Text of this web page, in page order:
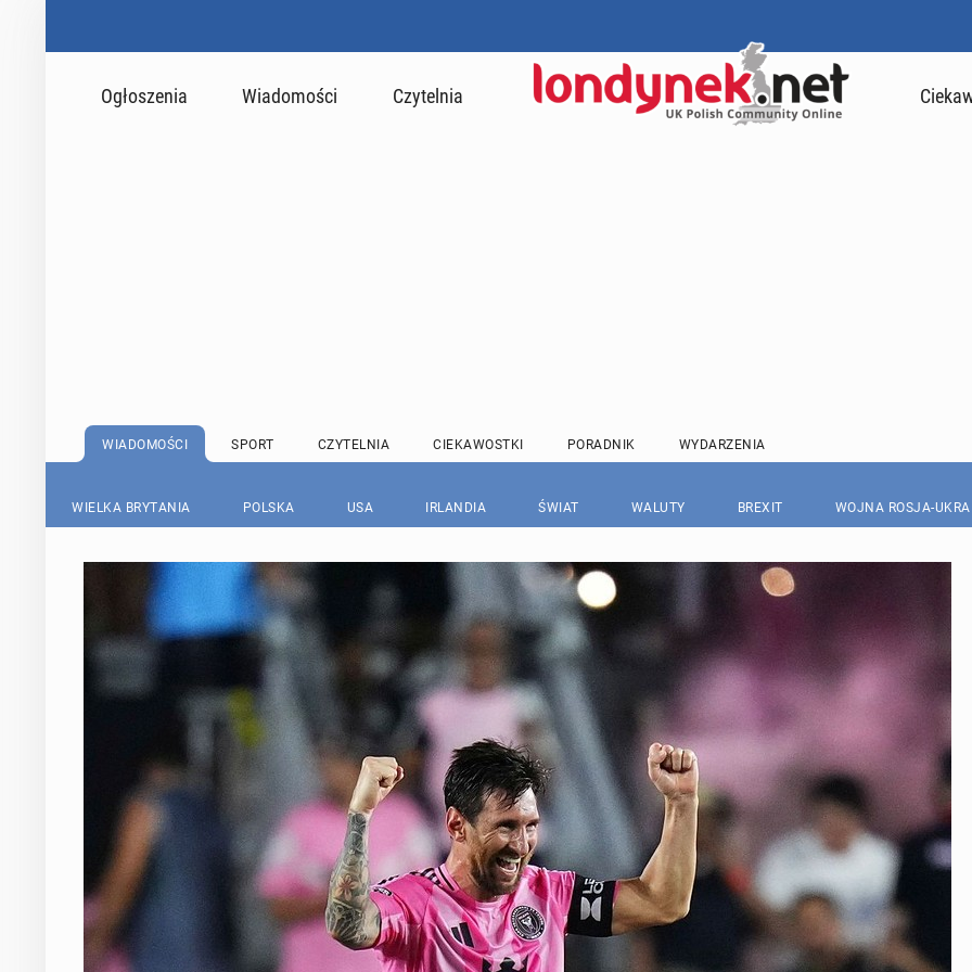
Ogłoszenia Wiadomości Czytelnia
WIADOMOŚCI SPORT CZYTELNIA CIEKAWOSTKI PORADNIK WYDARZENIA
WIELKA BRYTANIA POLSKA USA IRLANDIA ŚWIAT WALUTY BREXIT WOJNA ROSJA-